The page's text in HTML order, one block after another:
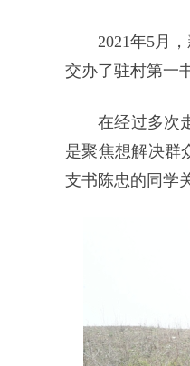
2021年5月
交办了驻村第一
在经过多次
是聚焦想解决群
支书陈忠的同学